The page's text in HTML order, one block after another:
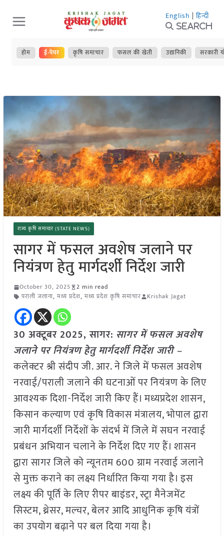
Skip
to
content
English | हिन्दी
Search
होम ई-पेपर कृषि समाचार फसल की खेती उद्यानिकी सरकारी
राज्य कृषि समाचार (STATE NEWS)
सागर में फसल अवशेष जलाने पर
नियंत्रण हेतु मार्गदर्शी निर्देश जारी
October 30, 2025
2 min read
पराली जलाना, मध्य प्रदेश, मध्य प्रदेश कृषि समाचार Krishak Jagat
30 अक्टूबर 2025,सागर: सागर में फसल अवशेष
जलाने पर नियंत्रण हेतु मार्गदर्शी निर्देश जारी –
कलेक्टर श्री संदीप जी. आर. ने जिले में फसल अवशेष
नरवाई/पराली जलाने की घटनाओं पर नियंत्रण के लिए
आवश्यक दिशा-निर्देश जारी किए हैं। मध्यप्रदेश शासन,
किसान कल्याण एवं कृषि विकास मंत्रालय, भोपाल द्वारा
जारी मार्गदर्शी निर्देशों के संदर्भ में जिले में सघन नरवाई
प्रबंधन अभियान चलाने के निर्देश दिए गए हैं। शासन
द्वारा सागर जिले को न्यूनतम 600 ग्राम नरवाई जलाने
से मुक्त कराने का लक्ष्य निर्धारित किया गया है। इस
लक्ष्य की पूर्ति के लिए रीपर बाइंडर, स्ट्रा मैनेजमेंट
सिस्टम, थ्रेसर, मल्चर, बेलर आदि आधुनिक कृषि यंत्रों
का उपयोग बढ़ाने पर बल दिया गया है।